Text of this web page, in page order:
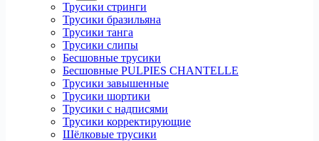
Трусики стринги
Трусики бразильяна
Трусики танга
Трусики слипы
Бесшовные трусики
Бесшовные PULPIES CHANTELLE
Трусики завышенные
Трусики шортики
Трусики с надписями
Трусики корректирующие
Шёлковые трусики